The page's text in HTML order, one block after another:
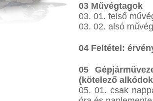
03 Művégtagok
03. 01. felső
03. 02. alsó
04 Feltétel:
05
(kötelező
05. 01. csak